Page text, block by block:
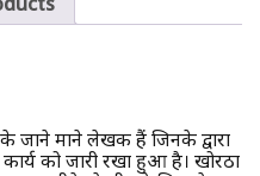
के जाने माने लेखक हैं जिनके द्वारा
को जारी रखा हुआ है। खोरठा